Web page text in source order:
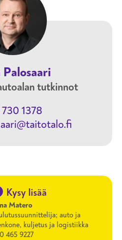
tutkinnot
1378
Kysy lisää
Matero
auto ja
kuljetus ja logistiikka
465 9227